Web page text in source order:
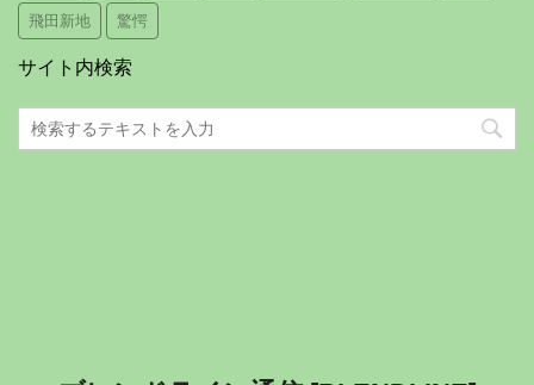
飛田新地 驚愕
サイト内検索